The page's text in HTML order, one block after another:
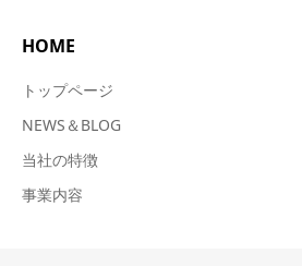
HOME
トップページ
NEWS＆BLOG
当社の特徴
事業内容